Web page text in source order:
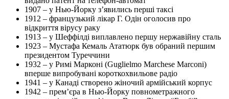
1907 – у Нью-Йорку з’явились перші таксі
1912 – французький лікар Г. Одін оголосив про
відкриття вірусу раку
1913 – у Шеффілді виплавлено першу нержавійну сталь
1923 – Мустафа Кемаль Ататюрк був обраний першим
президентом Туреччини
1932 – у Римі Марконі (Guglielmo Marchese Marconi)
вперше випробувані короткохвильове радіо
1941 – у Канаді створено жіночий армійський корпус
1942 – прем’єра в Нью-Йорку повнометражного